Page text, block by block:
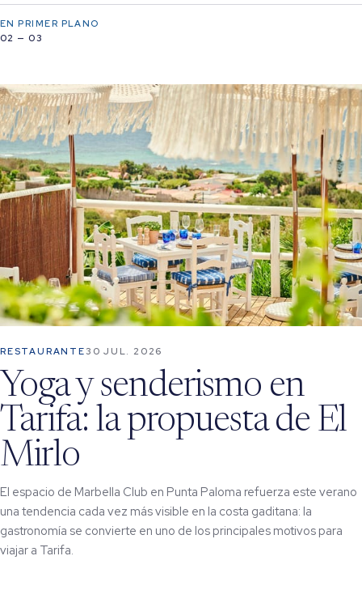
EN PRIMER PLANO
02 — 03
RESTAURANTE30 JUL. 2026
Yoga y senderismo en
Tarifa: la propuesta de El
Mirlo
El espacio de Marbella Club en Punta Paloma refuerza este verano
una tendencia cada vez más visible en la costa gaditana: la
gastronomía se convierte en uno de los principales motivos para
viajar a Tarifa.